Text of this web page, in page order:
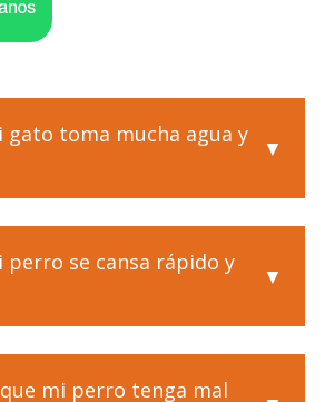
gato toma mucha agua y
perro se cansa rápido y
mi perro tenga mal